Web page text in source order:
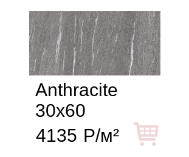
Anthracite
30x60
4135 Р/м²